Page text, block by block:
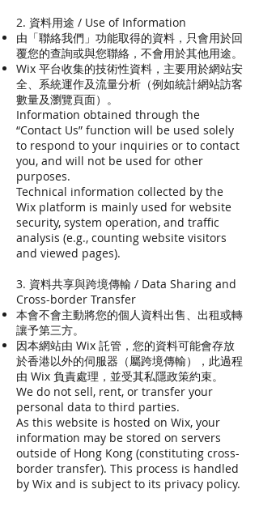
2. 資料用途 / Use of Information
由「聯絡我們」功能取得的資料，只會用於回
覆您的查詢或與您聯絡，不會用於其他用途。
Wix 平台收集的技術性資料，主要用於網站安
全、系統運作及流量分析（例如統計網站訪客
數量及瀏覽頁面）。
Information obtained through the
“Contact Us” function will be used solely
to respond to your inquiries or to contact
you, and will not be used for other
purposes.
Technical information collected by the
Wix platform is mainly used for website
security, system operation, and traffic
analysis (e.g., counting website visitors
and viewed pages).
3. 資料共享與跨境傳輸 / Data Sharing and
Cross-border Transfer
本會不會主動將您的個人資料出售、出租或轉
讓予第三方。
因本網站由 Wix 託管，您的資料可能會存放
於香港以外的伺服器（屬跨境傳輸），此過程
由 Wix 負責處理，並受其私隱政策約束。
We do not sell, rent, or transfer your
personal data to third parties.
As this website is hosted on Wix, your
information may be stored on servers
outside of Hong Kong (constituting cross-
border transfer). This process is handled
by Wix and is subject to its privacy policy.